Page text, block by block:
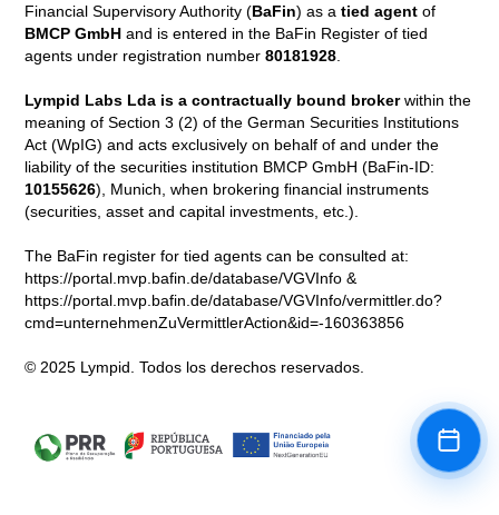
Book
Financial Supervisory Authority (BaFin) as atied agent of
BMCP GmbH and is entered in the BaFin Register of tied
agents under registration number80181928.
Lympid Labs Lda is a contractually bound brokerwithin the
meaning of Section 3 (2) of the German Securities Institutions
Act (WpIG) and acts exclusively on behalf of and under the
liability of the securities institution BMCP GmbH (BaFin-ID:
10155626), Munich, when brokering financial instruments
(securities, asset and capital investments, etc.).
The BaFin register for tied agents can be consulted at:
https://portal.mvp.bafin.de/database/VGVInfo &
https://portal.mvp.bafin.de/database/VGVInfo/vermittler.do?
cmd=unternehmenZuVermittlerAction&id=-160363856
© 2025 Lympid. Todos los derechos reservados.